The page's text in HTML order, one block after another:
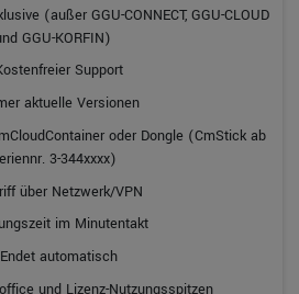
(außer GGU-CONNECT, GGU-CLOUD
GGU-KORFIN)
Support
aktuelle Versionen
oder Dongle (CmStick ab
3-344xxxx)
über Netzwerk/VPN
im Minutentakt
Endet automatisch
und Lizenz-Nutzungsspitzen